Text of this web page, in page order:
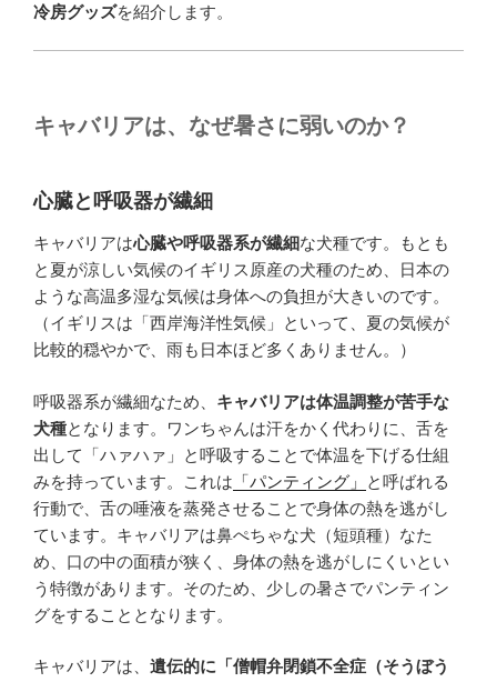
冷房グッズを紹介します。
キャバリアは、なぜ暑さに弱いのか？
心臓と呼吸器が繊細
キャバリアは心臓や呼吸器系が繊細な犬種です。もとも
と夏が涼しい気候のイギリス原産の犬種のため、日本の
ような高温多湿な気候は身体への負担が大きいのです。
（イギリスは「西岸海洋性気候」といって、夏の気候が
比較的穏やかで、雨も日本ほど多くありません。）
呼吸器系が繊細なため、 キャバリアは体温調整が苦手な
犬種となります。ワンちゃんは汗をかく代わりに、舌を
出して「ハァハァ」と呼吸することで体温を下げる仕組
みを持っています。これは 「パンティング」
と呼ばれる
行動で、舌の唾液を蒸発させることで身体の熱を逃がし
ています。キャバリアは鼻ぺちゃな犬（短頭種）なた
め、口の中の面積が狭く、身体の熱を逃がしにくいとい
う特徴があります。そのため、少しの暑さでパンティン
グをすることとなります。
キャバリアは、 遺伝的に「僧帽弁閉鎖不全症（そうぼう